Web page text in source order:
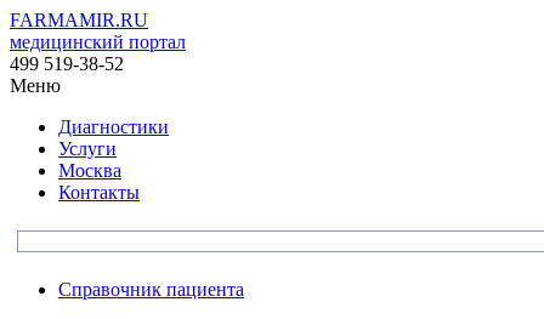
FARMAMIR.RU
медицинский портал
499 519-38-52
Меню
Диагностики
Услуги
Москва
Контакты
Справочник пациента